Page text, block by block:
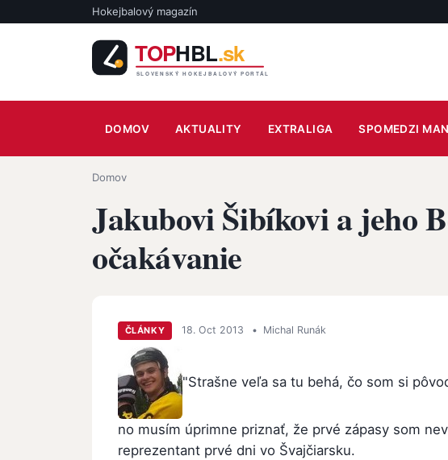
Skočiť na hlavný obsahHokejbalový magazín
Main navigation
DOMOV AKTUALITY EXTRALIGA SPOMEDZI
Omrvinka
Domov
Jakubovi Šibíkovi a jeho
očakávanie
ČLÁNKY 18. Oct 2013 • Michal Runák
"Strašne veľa sa tu behá, čo som si
no musím úprimne priznať, že prvé zápasy som
reprezentant prvé dni vo Švajčiarsku.